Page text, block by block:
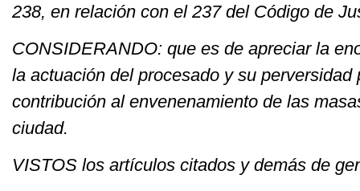
238, en relación con el 237 del Código de
CONSIDERANDO: que es de apreciar la
la actuación del procesado y su perversidad
contribución al envenenamiento de las
ciudad.
VISTOS los artículos citados y demás de